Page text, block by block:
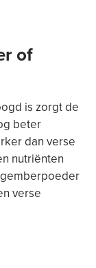
of
is zorgt de
beter
dan verse
nutriënten
verse